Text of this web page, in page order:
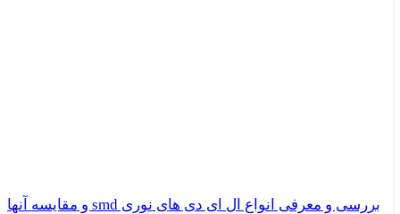
بررسی و معرفی انواع ال ای دی های نوری smd و مقایسه آنها